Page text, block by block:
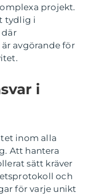
projekt.
tydlig i
där
avgörande för
i
inom alla
Att hantera
sätt kräver
och
för varje unikt